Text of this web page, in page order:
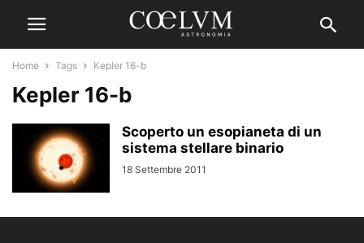
Home Tags Kepler 16-b
Kepler 16-b
Scoperto un esopianeta di un
sistema stellare binario
18 Settembre 2011